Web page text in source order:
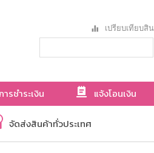
เปรียบเทียบสิ
ารชำระเงิน แจ้งโอนเงิน
จัดส่งสินค้าทั่วประเทศ